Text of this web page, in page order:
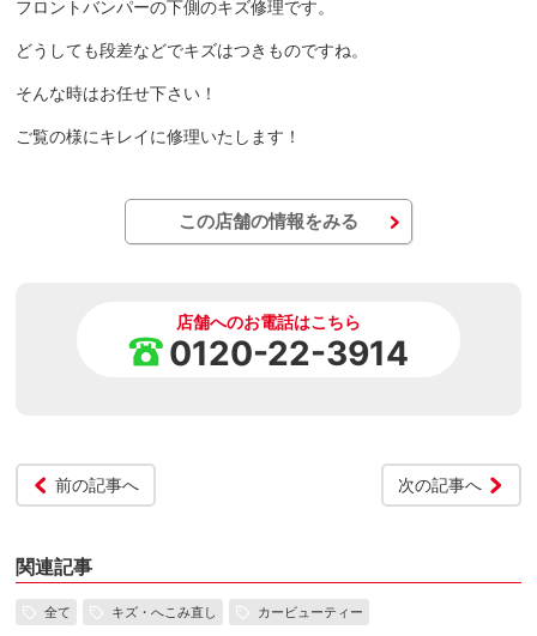
フロントバンパーの下側のキズ修理です。
どうしても段差などでキズはつきものですね。
そんな時はお任せ下さい！
ご覧の様にキレイに修理いたします！
この店舗の情報をみる
店舗へのお電話はこちら
0120-22-3914
前の記事へ 次の記事へ
関連記事
全て キズ・へこみ直し カービューティー